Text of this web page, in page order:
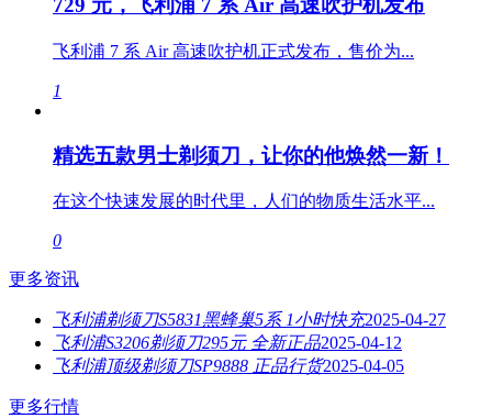
729 元，飞利浦 7 系 Air 高速吹护机发布
飞利浦 7 系 Air 高速吹护机正式发布，售价为...
1
精选五款男士剃须刀，让你的他焕然一新！
在这个快速发展的时代里，人们的物质生活水平...
0
更多资讯
飞利浦剃须刀S5831黑蜂巢5系 1小时快充2025-04-27
飞利浦S3206剃须刀295元 全新正品2025-04-12
飞利浦顶级剃须刀SP9888 正品行货2025-04-05
更多行情